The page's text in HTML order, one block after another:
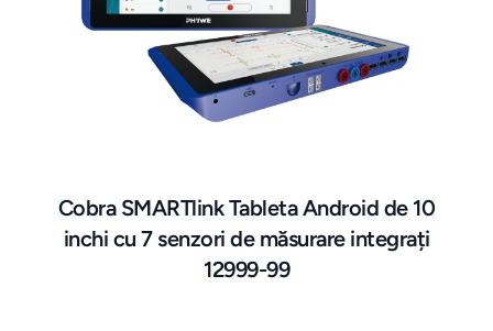
Cobra SMARTlink Tableta Android de 10
inchi cu 7 senzori de măsurare integrați
12999-99